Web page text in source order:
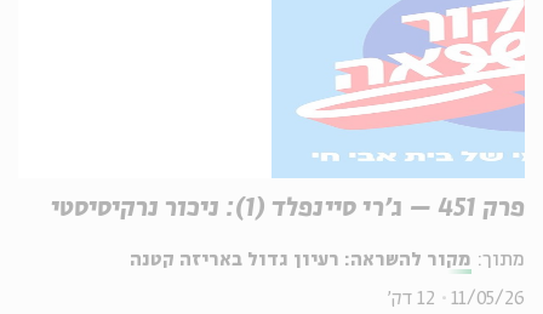
פרק 451 – ג'רי סיינפלד (1): ניכור נרקיסיסטי
מתוך: מקור להשראה: רעיון גדול באריזה קטנה
11/05/26 12 דק'